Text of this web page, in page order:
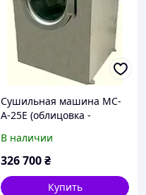
Сушильная машина МС-
А-25Е (облицовка -
В наличии
326 700₴
Купить